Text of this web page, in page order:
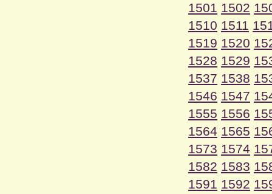
1501 1502
1510 1511
1519 1520
1528 1529
1537 1538
1546 1547
1555 1556
1564 1565
1573 1574
1582 1583
1591 1592